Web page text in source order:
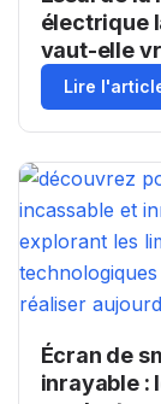
électrique
vaut-elle
Lire
Écran de
inrayable :